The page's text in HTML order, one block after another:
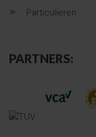
Particulieren
PARTNERS: